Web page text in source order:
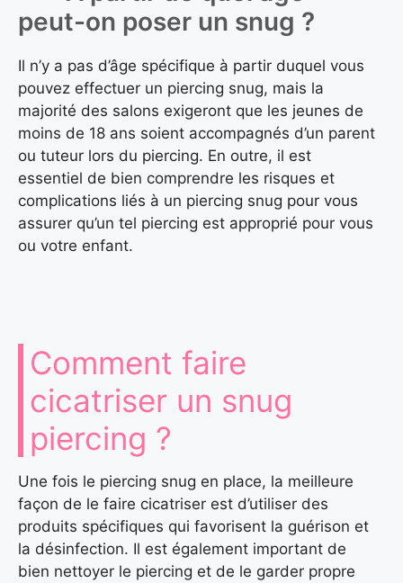
peut-on poser un snug ?
Il n’y a pas d’âge spécifique à partir duquel vous
pouvez effectuer un piercing snug, mais la
majorité des salons exigeront que les jeunes de
moins de 18 ans soient accompagnés d’un parent
ou tuteur lors du piercing. En outre, il est
essentiel de bien comprendre les risques et
complications liés à un piercing snug pour vous
assurer qu’un tel piercing est approprié pour vous
ou votre enfant.
Comment faire
cicatriser un snug
piercing ?
Une fois le piercing snug en place, la meilleure
façon de le faire cicatriser est d’utiliser des
produits spécifiques qui favorisent la guérison et
la désinfection. Il est également important de
bien nettoyer le piercing et de le garder propre